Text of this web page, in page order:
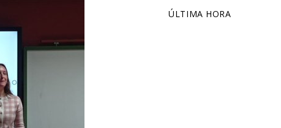
ÚLTIMA HORA